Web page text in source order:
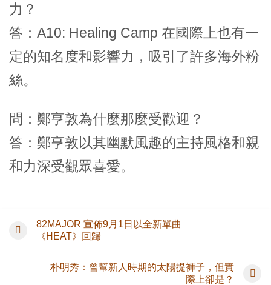
力？
答：A10: Healing Camp 在國際上也有一
定的知名度和影響力，吸引了許多海外粉
絲。
問：鄭亨敦為什麼那麼受歡迎？
答：鄭亨敦以其幽默風趣的主持風格和親
和力深受觀眾喜愛。
82MAJOR 宣佈9月1日以全新單曲
《HEAT》回歸
朴明秀：曾幫新人時期的太陽提褲子，但實
際上卻是？